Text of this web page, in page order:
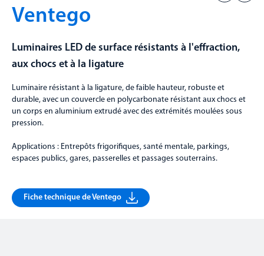
Ventego
Luminaires LED de surface résistants à l'effraction,
aux chocs et à la ligature
Luminaire résistant à la ligature, de faible hauteur, robuste et
durable, avec un couvercle en polycarbonate résistant aux chocs et
un corps en aluminium extrudé avec des extrémités moulées sous
pression.
Applications : Entrepôts frigorifiques, santé mentale, parkings,
espaces publics, gares, passerelles et passages souterrains.
Fiche technique de Ventego